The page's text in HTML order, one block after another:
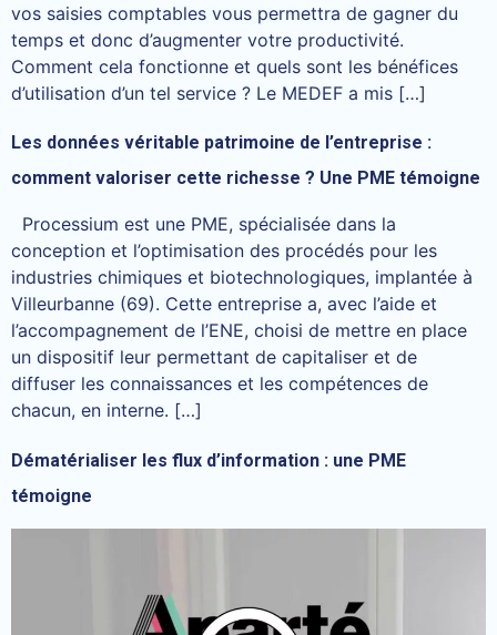
vos saisies comptables vous permettra de gagner du
temps et donc d’augmenter votre productivité.
Comment cela fonctionne et quels sont les bénéfices
d’utilisation d’un tel service ? Le MEDEF a mis […]
Les données véritable patrimoine de l’entreprise :
comment valoriser cette richesse ? Une PME témoigne
Processium est une PME, spécialisée dans la
conception et l’optimisation des procédés pour les
industries chimiques et biotechnologiques, implantée à
Villeurbanne (69). Cette entreprise a, avec l’aide et
l’accompagnement de l’ENE, choisi de mettre en place
un dispositif leur permettant de capitaliser et de
diffuser les connaissances et les compétences de
chacun, en interne. […]
Dématérialiser les flux d’information : une PME
témoigne